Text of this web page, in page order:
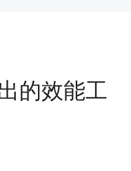
的效能工